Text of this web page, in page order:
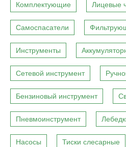
Комплектующие Лицевые
Самоспасатели
Инструменты
Сетевой инструмент
Бензиновый инструмент
Пневмоинструмент
Насосы Тиски слесарные